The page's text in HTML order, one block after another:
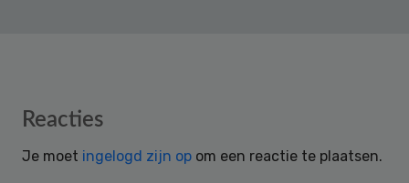
Reader
Reacties
Je moet ingelogd zijn op om een reactie te plaatsen.